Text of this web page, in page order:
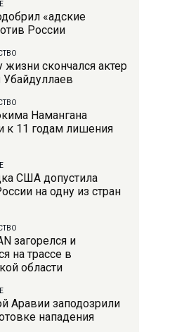
«адские
России
жизни скончался актер
Намангана
к 11 годам лишения
США допустила
на одну из стран
загорелся и
на трассе в
области
Аравии заподозрили
нападения